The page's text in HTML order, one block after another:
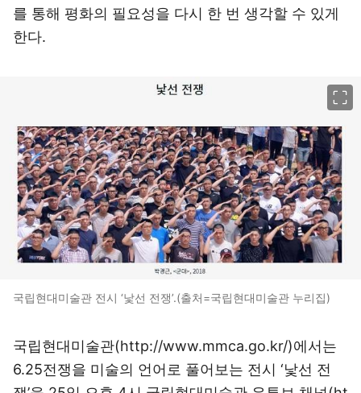
를 통해 평화의 필요성을 다시 한 번 생각할 수 있게
한다.
국립현대미술관 전시 ‘낯선 전쟁’.(출처=국립현대미술관 누리집)
국립현대미술관(http://www.mmca.go.kr/)에서는
6.25전쟁을 미술의 언어로 풀어보는 전시 ‘낯선 전